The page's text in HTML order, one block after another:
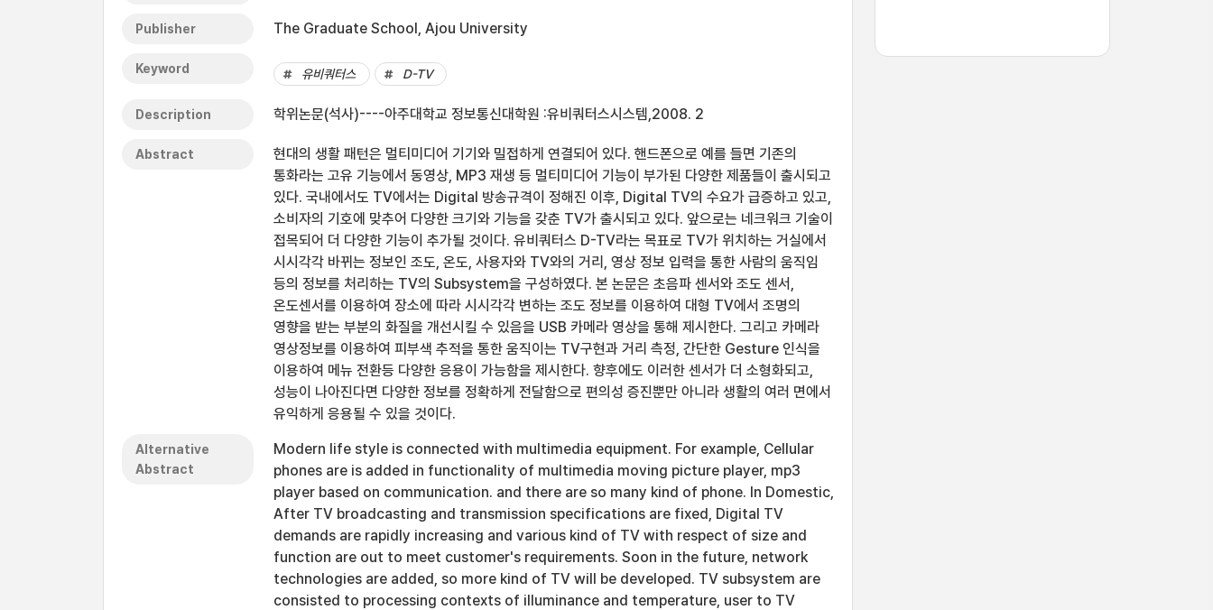
Publisher The Graduate School, Ajou University
Keyword 유비쿼터스 D-TV
Description 학위논문(석사)----아주대학교 정보통신대학원 :유비쿼터스시스템,2008. 2
Abstract
현대의 생활 패턴은 멀티미디어 기기와 밀접하게 연결되어 있다. 핸드폰으로 예를 들면 기존의
통화라는 고유 기능에서 동영상, MP3 재생 등 멀티미디어 기능이 부가된 다양한 제품들이 출시되고
있다. 국내에서도 TV에서는 Digital 방송규격이 정해진 이후, Digital TV의 수요가 급증하고 있고,
소비자의 기호에 맞추어 다양한 크기와 기능을 갖춘 TV가 출시되고 있다. 앞으로는 네크워크 기술이
접목되어 더 다양한 기능이 추가될 것이다. 유비쿼터스 D-TV라는 목표로 TV가 위치하는 거실에서
시시각각 바뀌는 정보인 조도, 온도, 사용자와 TV와의 거리, 영상 정보 입력을 통한 사람의 움직임
등의 정보를 처리하는 TV의 Subsystem을 구성하였다. 본 논문은 초음파 센서와 조도 센서,
온도센서를 이용하여 장소에 따라 시시각각 변하는 조도 정보를 이용하여 대형 TV에서 조명의
영향을 받는 부분의 화질을 개선시킬 수 있음을 USB 카메라 영상을 통해 제시한다. 그리고 카메라
영상정보를 이용하여 피부색 추적을 통한 움직이는 TV구현과 거리 측정, 간단한 Gesture 인식을
이용하여 메뉴 전환등 다양한 응용이 가능함을 제시한다. 향후에도 이러한 센서가 더 소형화되고,
성능이 나아진다면 다양한 정보를 정확하게 전달함으로 편의성 증진뿐만 아니라 생활의 여러 면에서
유익하게 응용될 수 있을 것이다.
Alternative
Abstract
Modern life style is connected with multimedia equipment. For example, Cellular
phones are is added in functionality of multimedia moving picture player, mp3
player based on communication. and there are so many kind of phone. In Domestic,
After TV broadcasting and transmission specifications are fixed, Digital TV
demands are rapidly increasing and various kind of TV with respect of size and
function are out to meet customer's requirements. Soon in the future, network
technologies are added, so more kind of TV will be developed. TV subsystem are
consisted to processing contexts of illuminance and temperature, user to TV